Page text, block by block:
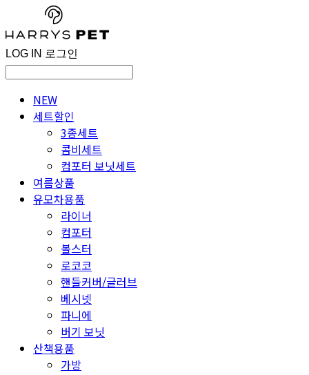
LOG IN 로그인
NEW
세트할인
3종세트
콤비세트
컴포터 보닛세트
여름상품
유모차용품
라이너
컴포터
볼스터
로코코
핸들커버/글러브
베시넷
파니에
버기 보닛
산책용품
가방